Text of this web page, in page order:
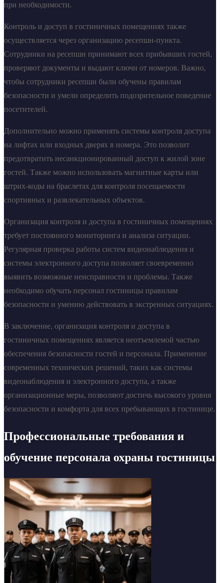
при необходимости.
Контроль и доступ в гостиничных помещениях также
осуществляется через организацию ресепшн-пункта.
Сотрудники на ресепшн принимают всех прибывших гостей,
проверяют документы и выдают ключи от номеров. Важно,
чтобы сотрудники ресепшн были обучены правилам
безопасности и умели определить подозрительное поведение
посетителей.
Дополнительно можно применять системы контроля доступа
на лифтах или входных дверях в номера. Это позволит
предотвратить несанкционированный доступ к жилой зоне
гостей. Также можно использовать магнитные карты или
штрих-коды на браслетах для контроля посещаемости
спортивных и развлекательных объектов.
Организация контроля и доступа в гостиничных помещениях
требует постоянного мониторинга и анализа ситуации.
Регулярная проверка работы систем видеонаблюдения и
системы электронного доступа позволяет своевременно
выявить возможные неисправности и проблемы. Также
необходимо обучать персонал гостиницы правилам
безопасности и умению действовать в экстренных ситуациях.
В заключение, организация контроля и доступа в
гостиничных помещениях является неотъемлемой частью
обеспечения безопасности гостей и персонала. Применение
современных технических решений, таких как системы
видеонаблюдения и электронного доступа, а также
организационные меры, позволяют достичь высокого уровня
безопасности и комфорта для всех пребывающих в гостинице.
Профессиональные требования и
обучение персонала охраны гостиницы